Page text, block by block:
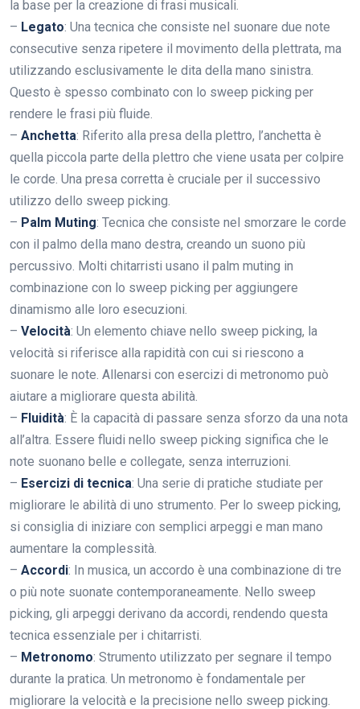
la base per la creazione di frasi musicali.
– Legato: Una tecnica che consiste nel suonare due note
consecutive senza ripetere il movimento della plettrata, ma
utilizzando esclusivamente le dita della mano sinistra.
Questo è spesso combinato con lo sweep picking per
rendere le frasi più fluide.
– Anchetta: Riferito alla presa della plettro, l’anchetta è
quella piccola parte della plettro che viene usata per colpire
le corde. Una presa corretta è cruciale per il successivo
utilizzo dello sweep picking.
– Palm Muting: Tecnica che consiste nel smorzare le corde
con il palmo della mano destra, creando un suono più
percussivo. Molti chitarristi usano il palm muting in
combinazione con lo sweep picking per aggiungere
dinamismo alle loro esecuzioni.
– Velocità: Un elemento chiave nello sweep picking, la
velocità si riferisce alla rapidità con cui si riescono a
suonare le note. Allenarsi con esercizi di metronomo può
aiutare a migliorare questa abilità.
– Fluidità: È la capacità di passare senza sforzo da una nota
all’altra. Essere fluidi nello sweep picking significa che le
note suonano belle e collegate, senza interruzioni.
– Esercizi di tecnica: Una serie di pratiche studiate per
migliorare le abilità di uno strumento. Per lo sweep picking,
si consiglia di iniziare con semplici arpeggi e man mano
aumentare la complessità.
– Accordi: In musica, un accordo è una combinazione di tre
o più note suonate contemporaneamente. Nello sweep
picking, gli arpeggi derivano da accordi, rendendo questa
tecnica essenziale per i chitarristi.
– Metronomo: Strumento utilizzato per segnare il tempo
durante la pratica. Un metronomo è fondamentale per
migliorare la velocità e la precisione nello sweep picking.